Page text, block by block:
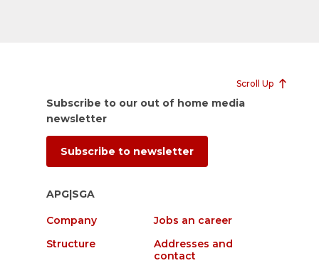
Scroll Up
Subscribe to our out of home media
newsletter
Subscribe to newsletter
APG|SGA
Company
Jobs an career
Structure
Addresses and
contact